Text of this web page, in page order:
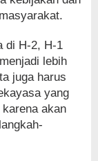
di H-2, H-1
lebih
juga harus
yang
akan